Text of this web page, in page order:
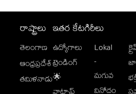
రాష్ట్రాలు
తెలంగాణ
ఆంధ్రప్రదేశ్
తమిళనాడు
ఇతర కేటగిరీలు
ఉద్యోగాలు
ట్రెండింగ్
🌟
Lokal
-
మగువ
వినోదం